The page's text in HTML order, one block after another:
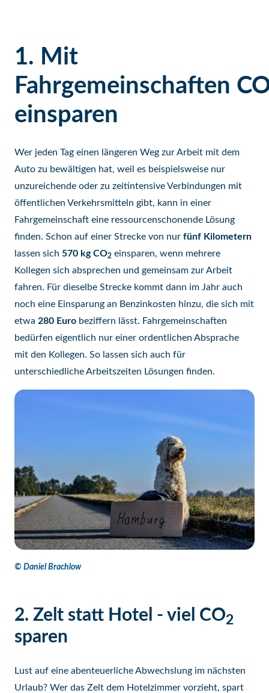
1. Mit
Fahrgemeinschaften
einsparen
Wer jeden Tag einen längeren Weg zur Arbeit mit dem
Auto zu bewältigen hat, weil es beispielsweise nur
unzureichende oder zu zeitintensive Verbindungen mit
öffentlichen Verkehrsmitteln gibt, kann in einer
Fahrgemeinschaft eine ressourcenschonende Lösung
finden. Schon auf einer Strecke von nur fünf Kilometern
lassen sich 570 kg CO2 einsparen, wenn mehrere
Kollegen sich absprechen und gemeinsam zur Arbeit
fahren. Für dieselbe Strecke kommt dann im Jahr auch
noch eine Einsparung an Benzinkosten hinzu, die sich mit
etwa 280 Euro beziffern lässt. Fahrgemeinschaften
bedürfen eigentlich nur einer ordentlichen Absprache
mit den Kollegen. So lassen sich auch für
unterschiedliche Arbeitszeiten Lösungen finden.
© Daniel Brachlow
2. Zelt statt Hotel - viel CO2
sparen
Lust auf eine abenteuerliche Abwechslung im nächsten
Urlaub? Wer das Zelt dem Hotelzimmer vorzieht, spart